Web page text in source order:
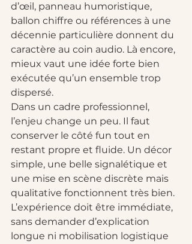
d’œil, panneau humoristique,
ballon chiffre ou références à une
décennie particulière donnent du
caractère au coin audio. Là encore,
mieux vaut une idée forte bien
exécutée qu’un ensemble trop
dispersé.
Dans un cadre professionnel,
l’enjeu change un peu. Il faut
conserver le côté fun tout en
restant propre et fluide. Un décor
simple, une belle signalétique et
une mise en scène discrète mais
qualitative fonctionnent très bien.
L’expérience doit être immédiate,
sans demander d’explication
longue ni mobilisation logistique